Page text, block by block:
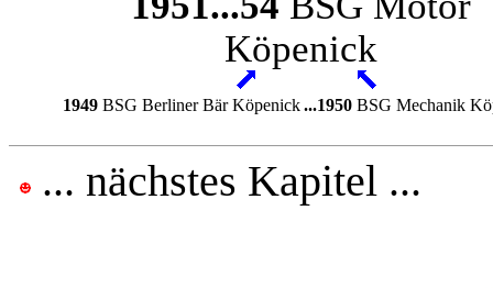
Köpenick
1949 BSG Berliner Bär Köpenick...1950BSG Mechanik
... nächstes Kapitel ...